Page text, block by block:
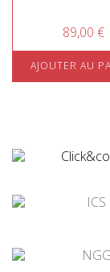
89,00 €
AJOUTER AU